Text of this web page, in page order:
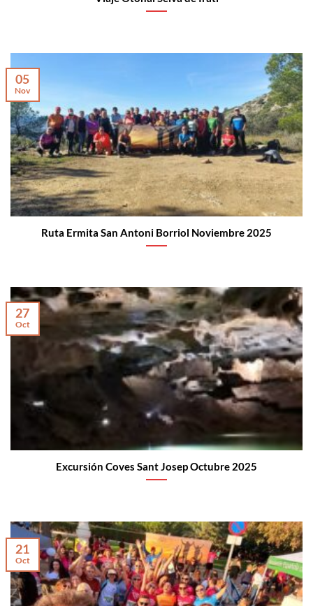
Ruta Ermita San Antoni Borriol Noviembre 2025
05
Nov
Excursión Coves Sant Josep Octubre 2025
27
Oct
21
Oct